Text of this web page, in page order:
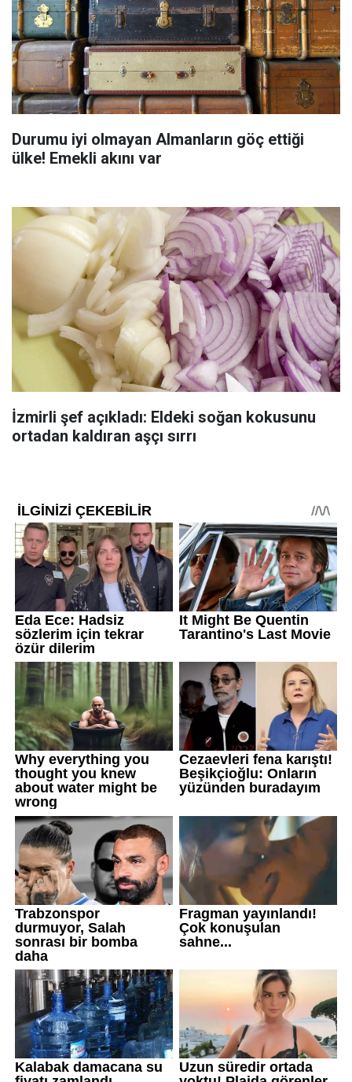
Durumu iyi olmayan Almanların göç ettiği
ülke! Emekli akını var
İzmirli şef açıkladı: Eldeki soğan kokusunu
ortadan kaldıran aşçı sırrı